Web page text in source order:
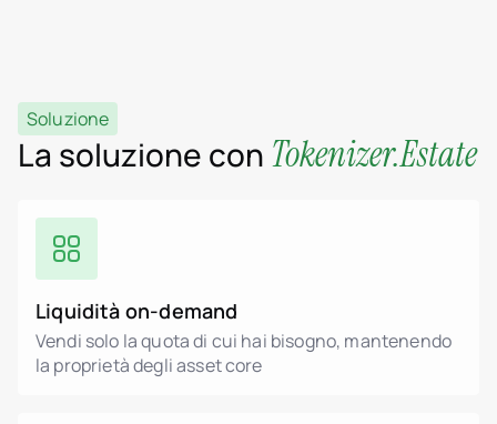
Soluzione
La soluzione con Tokenizer.Estate
Liquidità on-demand
Vendi solo la quota di cui hai bisogno, mantenendo
la proprietà degli asset core